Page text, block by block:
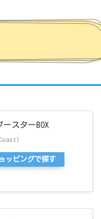
スターBOX
ッピングで探す